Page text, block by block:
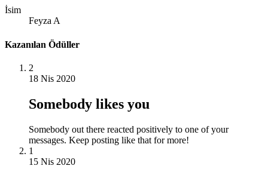
İsim
Feyza A
Kazanılan Ödüller
2
18 Nis 2020
Somebody likes you
Somebody out there reacted positively to one of your
messages. Keep posting like that for more!
1
15 Nis 2020